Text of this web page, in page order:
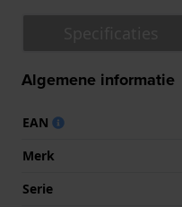
Algemene informatie
EAN
Merk
Serie